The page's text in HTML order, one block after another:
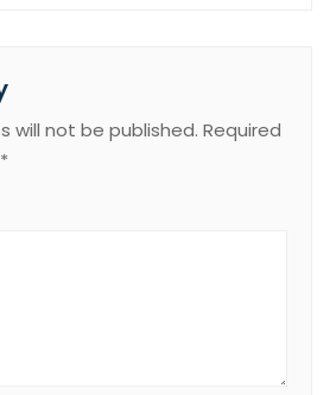
will not be published. Required
*